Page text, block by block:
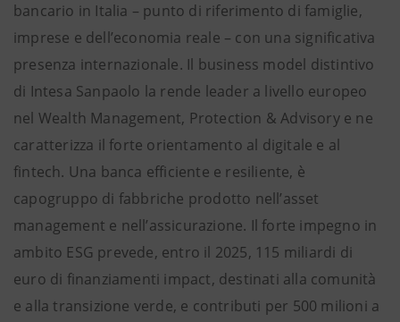
bancario in Italia – punto di riferimento di famiglie,
imprese e dell’economia reale – con una significativa
presenza internazionale. Il business model distintivo
di Intesa Sanpaolo la rende leader a livello europeo
nel Wealth Management, Protection & Advisory e ne
caratterizza il forte orientamento al digitale e al
fintech. Una banca efficiente e resiliente, è
capogruppo di fabbriche prodotto nell’asset
management e nell’assicurazione. Il forte impegno in
ambito ESG prevede, entro il 2025, 115 miliardi di
euro di finanziamenti impact, destinati alla comunità
e alla transizione verde, e contributi per 500 milioni a